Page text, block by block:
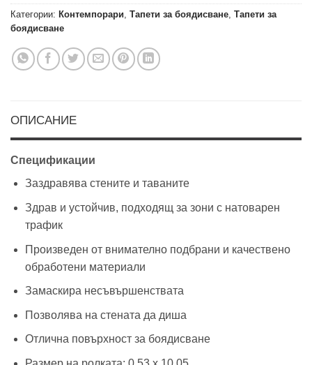
Категории: Контемпорари Тапети за боядисване Тапети за
боядисване
ОПИСАНИЕ
Спецификации
Заздравява стените и таваните
Здрав и устойчив, подходящ за зони с натоварен
трафик
Произведен от внимателно подбрани и качествено
обработени материали
Замаскира несъвършенствата
Позволява на стената да диша
Отлична повърхност за боядисване